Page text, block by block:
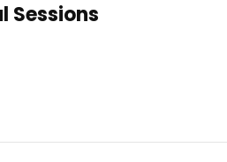
Sessions